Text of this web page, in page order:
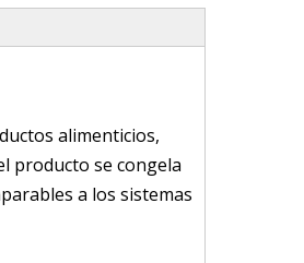
alimenticios,
producto se congela
a los sistemas